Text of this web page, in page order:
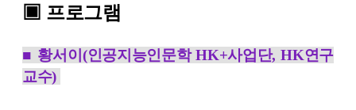
▣ 프로그램
■ 황서이 (인공지능인문학 HK+사업단, HK연구
교수)